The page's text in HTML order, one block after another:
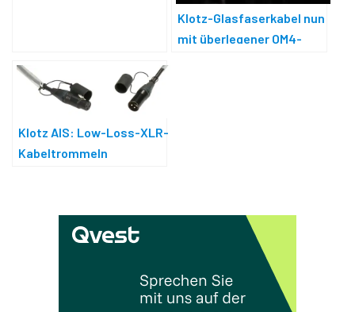
Klotz-Glasfaserkabel nun
mit überlegener OM4-
Klotz AIS: Low-Loss-XLR-
Kabeltrommeln